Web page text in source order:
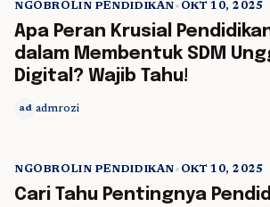
NGOBROLIN PENDIDIKAN• OKT 10, 2025
Apa Peran Krusial
dalam Membentuk SDM
Digital? Wajib Tahu!
ad admrozi
NGOBROLIN PENDIDIKAN• OKT 10, 2025
Cari Tahu Pentingnya